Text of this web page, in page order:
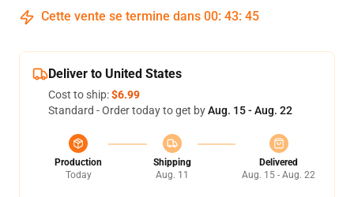
Cette vente se termine dans 00: 43: 45
Deliver to United States
Cost to ship:$6.99
Standard - Order today to get byAug. 15 - Aug. 22
Production
Today
Shipping
Aug. 11
Delivered
Aug. 15 - Aug. 22